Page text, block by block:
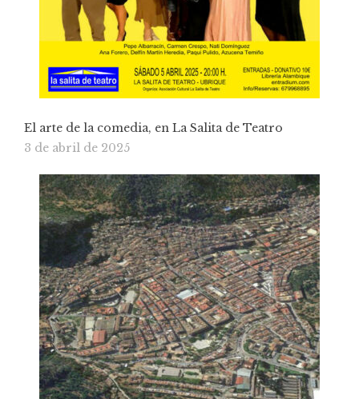
El arte de la comedia, en La Salita de Teatro
3 de abril de 2025